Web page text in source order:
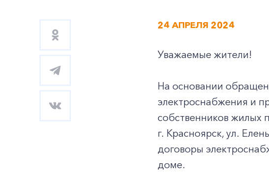
24 АПРЕЛЯ 2024
Уважаемые жители!
На основании
электроснабжения и
собственников жилых
г. Красноярск, ул.
договоры
доме.